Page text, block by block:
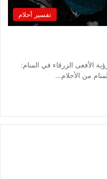
تفسير أحلام
الأفعى الزرقاء في المنام:
من الأحلام…